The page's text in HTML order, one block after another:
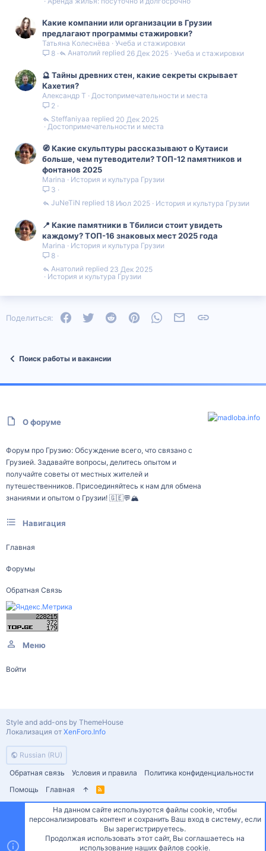
Какие компании или организации в Грузии
предлагают программы стажировки?
Татьяна Колеснёва
Учеба и стажировки
8
Учеба и стажировки
26 Дек 2025
Анатолий
🔮 Тайны древних стен, какие секреты скрывает
Кахетия?
Александр Т
Достопримечательности и места
2
Достопримечательности и места
20 Дек 2025
Steffaniyaa
🧭 Какие скульптуры рассказывают о Кутаиси
больше, чем путеводители? ТОП-12 памятников и
фонтанов 2025
Marina
История и культура Грузии
3
История и культура Грузии
18 Июл 2025
JuNeTiN
📍 Какие памятники в Тбилиси стоит увидеть
каждому? ТОП-16 знаковых мест 2025 года
Marina
История и культура Грузии
8
История и культура Грузии
23 Дек 2025
Анатолий
Поделиться: FacebookTwitter Reddit PinterestWhatsAppЭлектронная почта
Поиск работы и вакансии
О форуме
Форум про Грузию: Обсуждение всего, что связано с
Грузией. Задавайте вопросы, делитесь опытом и
получайте советы от местных жителей и
путешественников. Присоединяйтесь к нам для обмена
знаниями и опытом о Грузии! 🇬🇪💬🏔️
Навигация
Главная
Форумы
Обратная Связь
Меню
Войти
Russian (RU)
Обратная связь
Условия и правила
Политика конфиденциальности
Помощь
Главная
R
S
Style and add-ons by ThemeHouse
Локализация от XenForo.Info
СверхуСнизу
На данном сайте используются файлы cookie, чтобы
персонализировать контент и сохранить Ваш вход в систему, если
Вы зарегистрируетесь.
Продолжая использовать этот сайт, Вы соглашаетесь на
использование наших файлов cookie.